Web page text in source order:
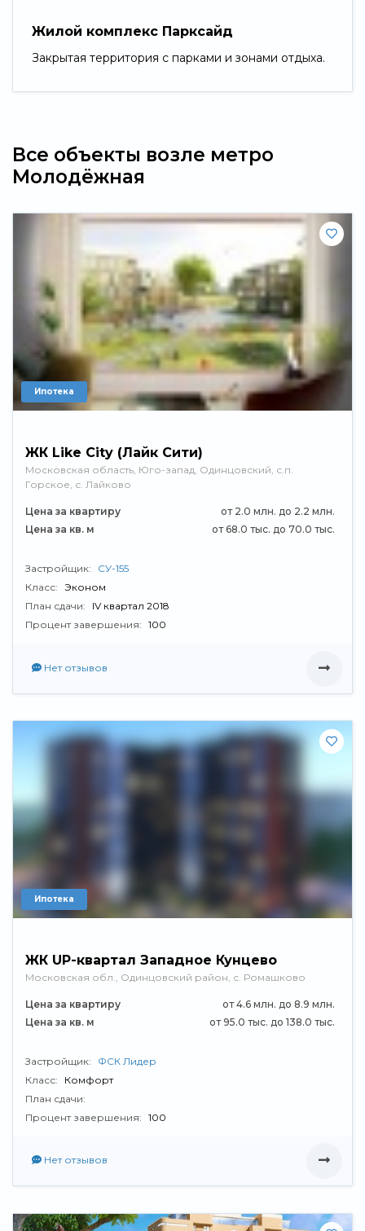
Жилой комплекс Парксайд
Закрытая территория с парками и зонами отдыха.
Все объекты возле метро
Молодёжная
Ипотека
ЖК Like City (Лайк Сити)
Московская область, Юго-запад, Одинцовский, с.п.
Горское, с. Лайково
Цена за квартиру
от 2.0 млн. до 2.2 млн.
Цена за кв. м
от 68.0 тыс. до 70.0 тыс.
Застройщик:
СУ-155
Класс: Эконом
План сдачи:
IV квартал 2018
Процент завершения: 100
Нет отзывов
Ипотека
ЖК UP-квартал Западное Кунцево
Московская обл., Одинцовский район, с. Ромашково
Цена за квартиру
от 4.6 млн. до 8.9 млн.
Цена за кв. м
от 95.0 тыс. до 138.0 тыс.
Застройщик:
ФСК Лидер
Класс:
Комфорт
План сдачи:
Процент завершения: 100
Нет отзывов